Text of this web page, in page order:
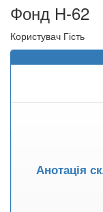
Фонд Н-62
Користувач Гість
Анотація